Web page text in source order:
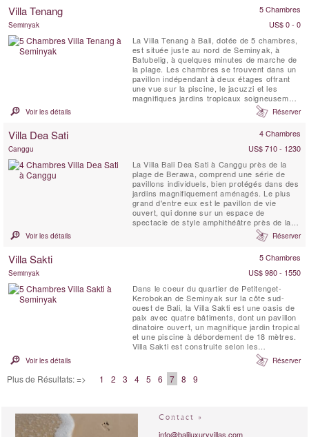
Villa Tenang 5 Chambres
Seminyak
US$ 0 - 0
La Villa Tenang à Bali, dotée de 5 chambres,
est située juste au nord de Seminyak, à
Batubelig, à quelques minutes de marche de
la plage. Les chambres se trouvent dans un
pavillon indépendant à deux étages offrant
une vue sur la piscine, le jacuzzi et les
magnifiques jardins tropicaux soigneusement
aménagés. Le pavillon comprend deux suites
parentales au rez-de-chaussée, chacune
intérieure/extérieure. Ces salles de bain sont
Voir les détails Réserver
Villa Dea Sati 4 Chambres
Canggu
US$ 710 - 1230
La Villa Bali Dea Sati à Canggu près de la
plage de Berawa, comprend une série de
pavillons individuels, bien protégés dans des
jardins magnifiquement aménagés. Le plus
grand d'entre eux est le pavillon de vie
ouvert, qui donne sur un espace de
spectacle de style amphithéâtre près de la
grande piscine de forme libre. Autour de la
piscine se trouvent quatre pavillons joglo,
bain et terrasse ensoleillée. Parmi ceux-ci
Voir les détails Réserver
Villa Sakti 5 Chambres
Seminyak
US$ 980 - 1550
Dans le coeur du quartier de Petitenget-
Kerobokan de Seminyak sur la côte sud-
ouest de Bali, la Villa Sakti est une oasis de
paix avec quatre bâtiments, dont un pavillon
dinatoire ouvert, un magnifique jardin tropical
et une piscine à débordement de 18 mètres.
Villa Sakti est construite selon les
spécifications de l'architecte néerlandais
(www.joostvangrieken.com)
Voir les détails Réserver
Plus de Résultats: => 1 2 3 4 5 6 7 8 9
Contact »
info@baliluxuryvillas.com